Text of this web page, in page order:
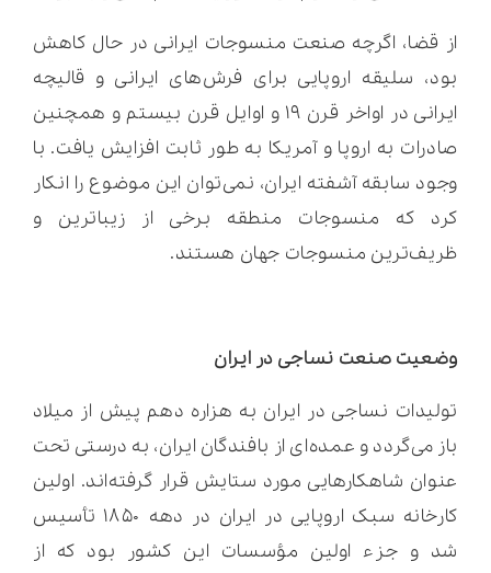
از قضا، اگرچه صنعت منسوجات ایرانی در حال کاهش
بود، سلیقه اروپایی برای فرش‌های ایرانی و قالیچه
ایرانی در اواخر قرن ۱۹ و اوایل قرن بیستم و همچنین
صادرات به اروپا و آمریکا به طور ثابت افزایش یافت. با
وجود سابقه آشفته ایران، نمی‌توان این موضوع را انکار
کرد که منسوجات منطقه برخی از زیباترین و
ظریف‌ترین منسوجات جهان هستند.
وضعیت صنعت نساجی در ایران
تولیدات نساجی در ایران به هزاره دهم پیش از میلاد
باز می‌گردد و عمده‌ای از بافندگان ایران، به درستی تحت
عنوان شاهکارهایی مورد ستایش قرار گرفته‌اند. اولین
کارخانه سبک اروپایی در ایران در دهه ۱۸۵۰ تأسیس
شد و جزء اولین مؤسسات این کشور بود که از